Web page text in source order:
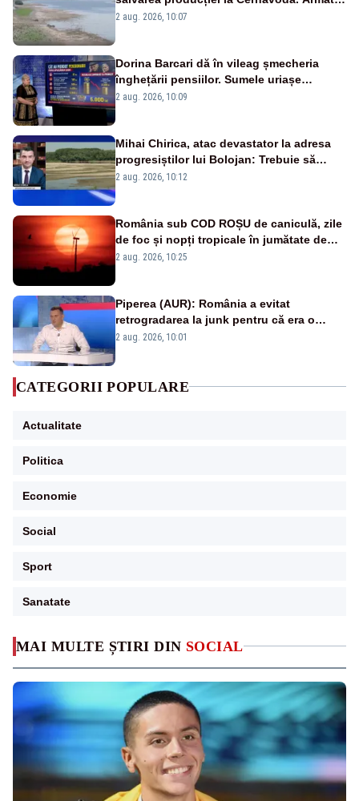
MAI MULTE ȘTIRI DIN SOCIAL
va detona o stâncă și va devia apa
2 aug. 2026, 10:07
Dorina Barcari dă în vileag șmecheria
înghețării pensiilor. Sumele uriașe
pierdute de fiecare român
2 aug. 2026, 10:09
Mihai Chirica, atac devastator la adresa
progresiștilor lui Bolojan: Trebuie să
protejăm și natura, dar nu șținem omaneii
2 aug. 2026, 10:12
România sub COD ROȘU de caniculă, zile
de foc și nopți tropicale în jumătate de
țară
2 aug. 2026, 10:25
Piperea (AUR): România a evitat
retrogradarea la junk pentru că era o
catastrofă pentru bănci și fondurile de
2 aug. 2026, 10:01
CATEGORII POPULARE
Actualitate
Politica
Economie
Social
Sport
Sanatate